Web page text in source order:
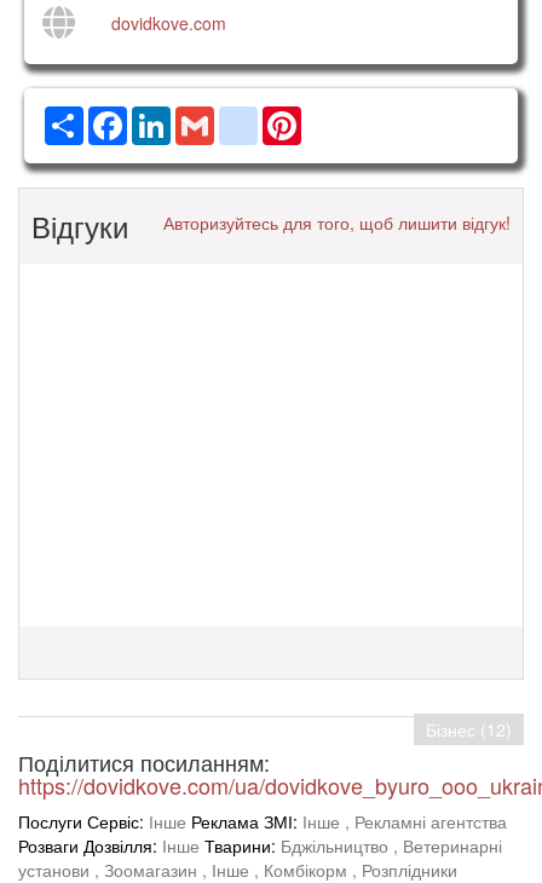
dovidkove.com
РесурсFacebook
LinkedInGmail google_bookmarks
Відгуки Авторизуйтесь для того, щоб лишити відгук!
Бізнес (12)
Поділитися посиланням:
https://dovidkove.com/ua/
Послуги Сервіс: Інше Реклама ЗМІ: Інше , Рекламні агентства
Розваги Дозвілля: Інше Тварини: Бджільництво , Ветеринарні
установи , Зоомагазин , Інше , Комбікорм , Розплідники